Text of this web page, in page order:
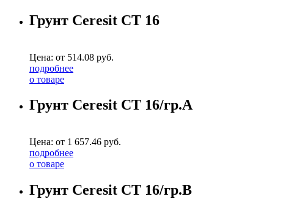
Грунт Ceresit CT 16
Цена: от 514.08 руб.
подробнее
о товаре
Грунт Ceresit СТ 16/гр.A
Цена: от 1 657.46 руб.
подробнее
о товаре
Грунт Ceresit СТ 16/гр.B